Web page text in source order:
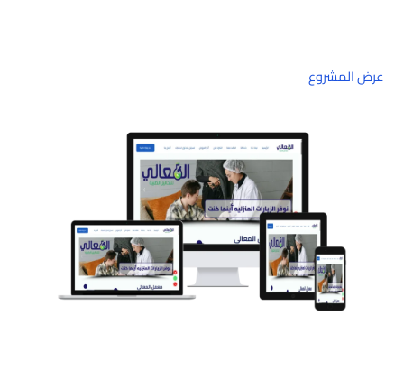
عرض المشروع